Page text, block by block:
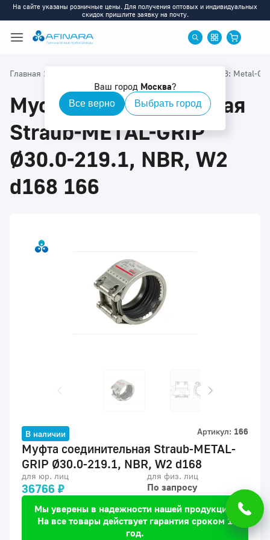
На сайте указаны розничные цены. Для получения оптовых и индивидуальных
скидок пришлите заявку на почту.
Ваш город Москва?
Все верно Выбрать город
Главная > Муфты STRAUB: Metal-
Муфта соединительная
Straub-METAL-GRIP
Ø30.0-219.1, NBR, W2
d168 166
В наличии Артикул: 166
Муфта соединительная Straub-METAL-
GRIP Ø30.0-219.1, NBR, W2 d168
для юр. лиц
36766 ₽
для физ. лиц
По запросу
Мы уверены в надежности нашей продукции.
На все товары действует гарантия сроком 1
год.